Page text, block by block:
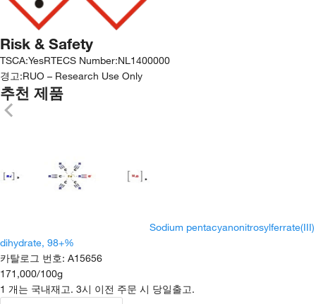
Risk & Safety
TSCA:YesRTECS Number:NL1400000
경고:RUO – Research Use Only
추천 제품
Sodium pentacyanonitrosylferrate(III)
dihydrate, 98+%
카탈로그 번호: A15656
171,000/100g
1 개는 국내재고. 3시 이전 주문 시 당일출고.